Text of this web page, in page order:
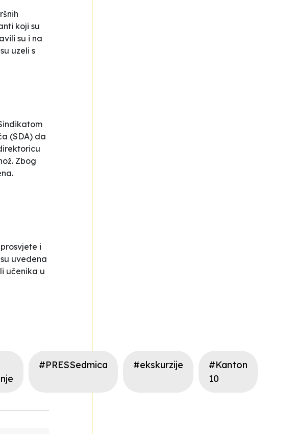
koji su
su i na
uzeli s
(SDA) da
Zbog
i
uvedena
učenika u
#PRESSedmica #ekskurzije
#Kanton
10